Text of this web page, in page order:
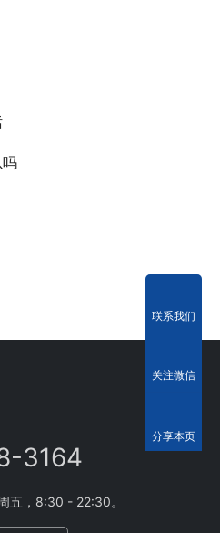
3164
五，8:30 - 22:30。
联系我们
关注微信
分享本页